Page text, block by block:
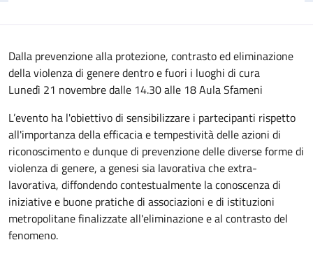
Dalla prevenzione alla protezione, contrasto ed eliminazione
della violenza di genere dentro e fuori i luoghi di cura
Lunedì 21 novembre dalle 14.30 alle 18 Aula Sfameni
L’evento ha l'obiettivo di sensibilizzare i partecipanti rispetto
all'importanza della efficacia e tempestività delle azioni di
riconoscimento e dunque di prevenzione delle diverse forme di
violenza di genere, a genesi sia lavorativa che extra-
lavorativa, diffondendo contestualmente la conoscenza di
iniziative e buone pratiche di associazioni e di istituzioni
metropolitane finalizzate all'eliminazione e al contrasto del
fenomeno.